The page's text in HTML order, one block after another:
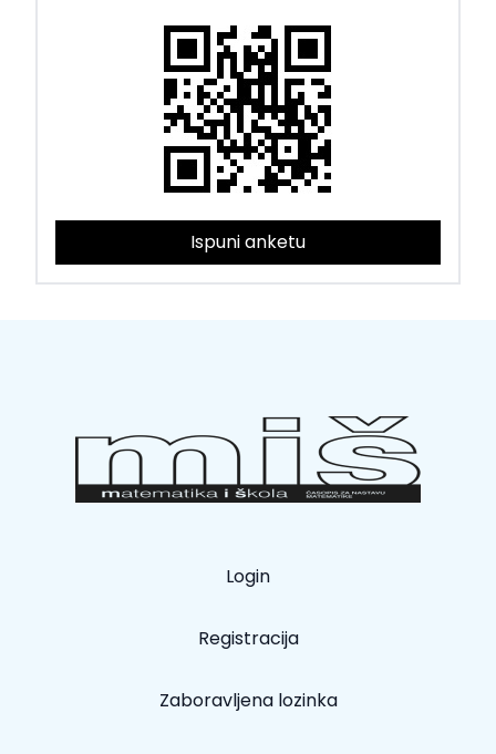
Ispuni anketu
Login
Registracija
Zaboravljena lozinka